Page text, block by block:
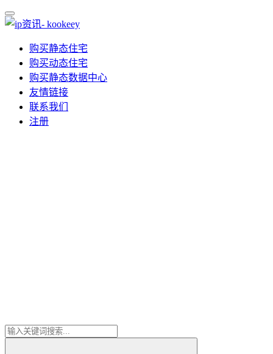
购买静态住宅
购买动态住宅
购买静态数据中心
友情链接
联系我们
注册